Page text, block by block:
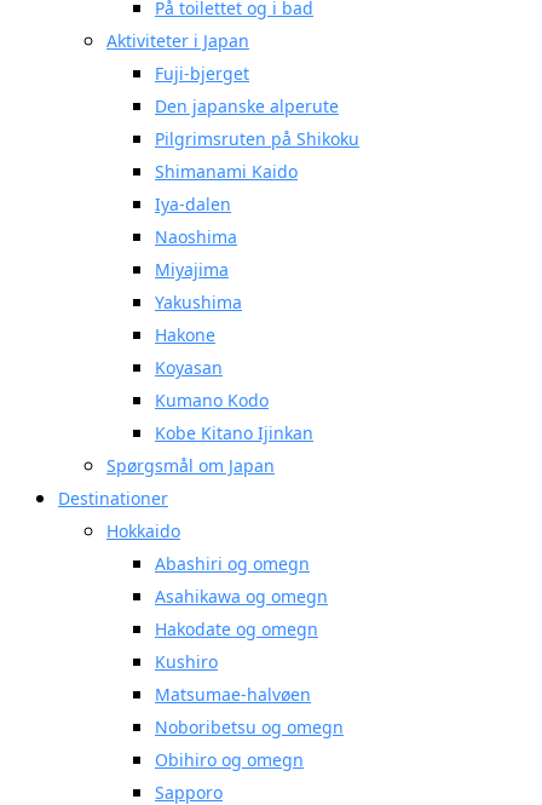
På toilettet og i bad
Aktiviteter i Japan
Fuji-bjerget
Den japanske alperute
Pilgrimsruten på Shikoku
Shimanami Kaido
Iya-dalen
Naoshima
Miyajima
Yakushima
Hakone
Koyasan
Kumano Kodo
Kobe Kitano Ijinkan
Spørgsmål om Japan
Destinationer
Hokkaido
Abashiri og omegn
Asahikawa og omegn
Hakodate og omegn
Kushiro
Matsumae-halvøen
Noboribetsu og omegn
Obihiro og omegn
Sapporo